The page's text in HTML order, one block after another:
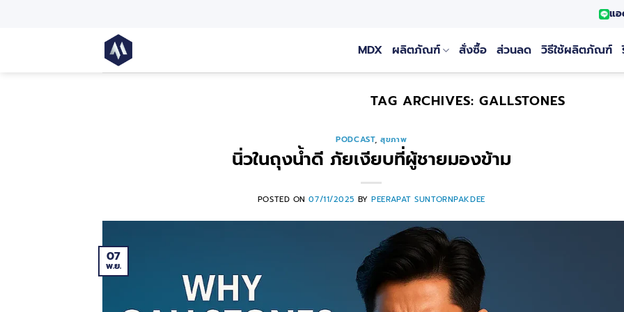
แ
MDX ผลิตภัณฑ์ สั่งซื้อ ส่วนลด วิธีใช้ผลิตภัณฑ์
TAG ARCHIVES: GALLSTONES
PODCAST,สุขภาพ
นิ่วในถุงน้ำดี ภัยเงียบที่ผู้ชายมองข้าม
POSTED ON07/11/2025 BYPEERAPAT SUNTORNPAKDEE
07
พ.ย.